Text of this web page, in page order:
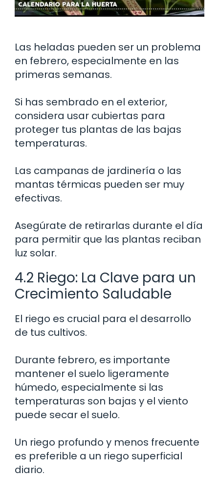
Las heladas pueden ser un problema
en febrero, especialmente en las
primeras semanas.
Si has sembrado en el exterior,
considera usar cubiertas para
proteger tus plantas de las bajas
temperaturas.
Las campanas de jardinería o las
mantas térmicas pueden ser muy
efectivas.
Asegúrate de retirarlas durante el día
para permitir que las plantas reciban
luz solar.
4.2 Riego: La Clave para un
Crecimiento Saludable
El riego es crucial para el desarrollo
de tus cultivos.
Durante febrero, es importante
mantener el suelo ligeramente
húmedo, especialmente si las
temperaturas son bajas y el viento
puede secar el suelo.
Un riego profundo y menos frecuente
es preferible a un riego superficial
diario.